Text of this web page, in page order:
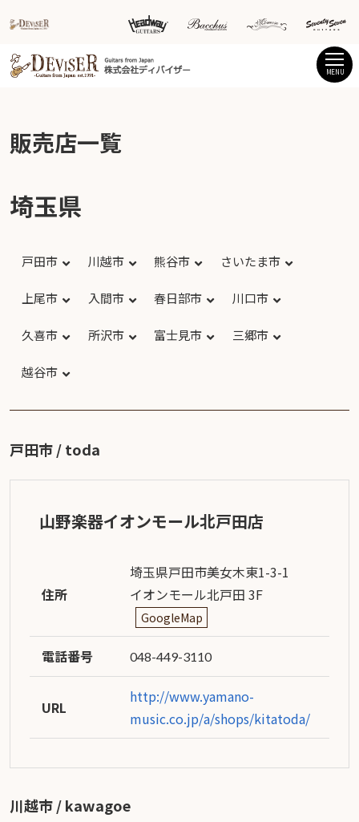
MENU
販売店一覧
埼玉県
戸田市 川越市 熊谷市 さいたま市
上尾市 入間市 春日部市 川口市
久喜市 所沢市 富士見市 三郷市
越谷市
戸田市 / toda
山野楽器イオンモール北戸田店
住所
埼玉県戸田市美女木東1-3-1
イオンモール北戸田 3F
GoogleMap
電話番号 048-449-3110
URL
http://www.yamano-
music.co.jp/a/shops/kitatoda/
川越市 / kawagoe